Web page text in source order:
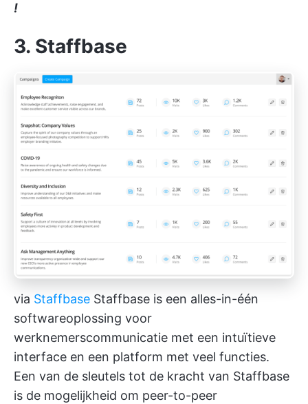
!
3. Staffbase
via Staffbase Staffbase is een alles-in-één
softwareoplossing voor
werknemerscommunicatie met een intuïtieve
interface en een platform met veel functies.
Een van de sleutels tot de kracht van Staffbase
is de mogelijkheid om peer-to-peer